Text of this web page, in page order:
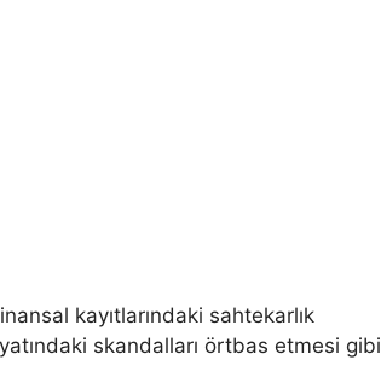
kayıtlarındaki sahtekarlık
skandalları örtbas etmesi gibi